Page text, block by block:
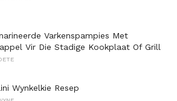
Varkenspampies Met
Vir Die Stadige Kookplaat Of Grill
Wynkelkie Resep